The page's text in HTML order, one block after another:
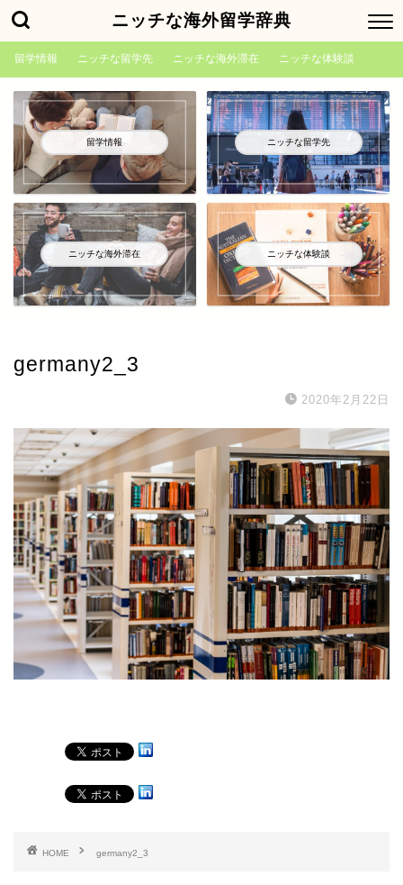
ニッチな海外留学辞典
留学情報 ニッチな留学先 ニッチな海外滞在 ニッチな体験談
留学情報 ニッチな留学先
ニッチな海外滞在 ニッチな体験談
germany2_3
2020年2月22日
HOME germany2_3